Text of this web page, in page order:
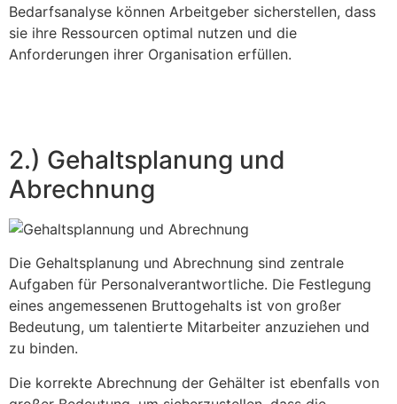
Bedarfsanalyse können Arbeitgeber sicherstellen, dass
sie ihre Ressourcen optimal nutzen und die
Anforderungen ihrer Organisation erfüllen.
2.) Gehaltsplanung und
Abrechnung
Die Gehaltsplanung und Abrechnung sind zentrale
Aufgaben für Personalverantwortliche. Die Festlegung
eines angemessenen Bruttogehalts ist von großer
Bedeutung, um talentierte Mitarbeiter anzuziehen und
zu binden.
Die korrekte Abrechnung der Gehälter ist ebenfalls von